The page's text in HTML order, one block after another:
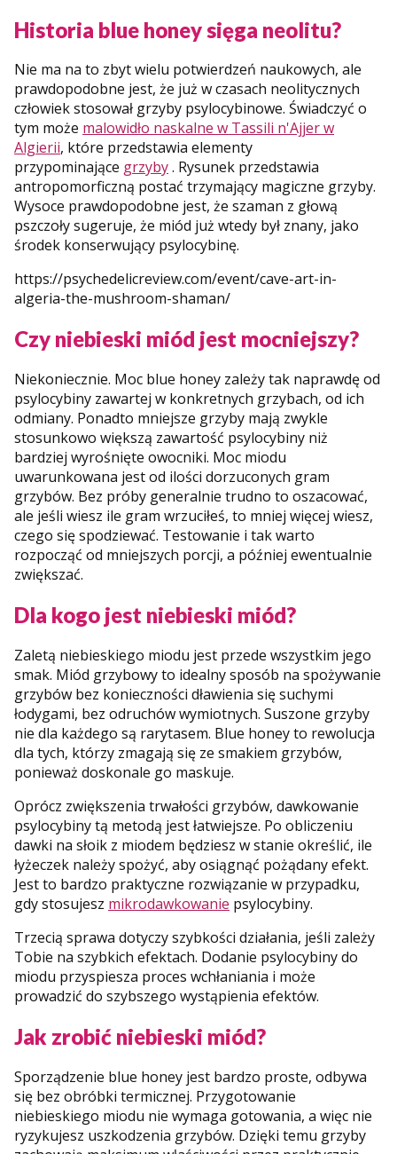
Historia blue honey sięga neolitu?
Nie ma na to zbyt wielu potwierdzeń naukowych, ale
prawdopodobne jest, że już w czasach neolitycznych
człowiek stosował grzyby psylocybinowe. Świadczyć o
tym może malowidło naskalne w Tassili n'Ajjer w
Algierii, które przedstawia elementy
przypominające grzyby. Rysunek przedstawia
antropomorficzną postać trzymający magiczne grzyby.
Wysoce prawdopodobne jest, że szaman z głową
pszczoły sugeruje, że miód już wtedy był znany, jako
środek konserwujący psylocybinę.
https://psychedelicreview.com/event/cave-art-in-
algeria-the-mushroom-shaman/
Czy niebieski miód jest mocniejszy?
Niekoniecznie. Moc blue honey zależy tak naprawdę od
psylocybiny zawartej w konkretnych grzybach, od ich
odmiany. Ponadto mniejsze grzyby mają zwykle
stosunkowo większą zawartość psylocybiny niż
bardziej wyrośnięte owocniki. Moc miodu
uwarunkowana jest od ilości dorzuconych gram
grzybów. Bez próby generalnie trudno to oszacować,
ale jeśli wiesz ile gram wrzuciłeś, to mniej więcej wiesz,
czego się spodziewać. Testowanie i tak warto
rozpocząć od mniejszych porcji, a później ewentualnie
zwiększać.
Dla kogo jest niebieski miód?
Zaletą niebieskiego miodu jest przede wszystkim jego
smak. Miód grzybowy to idealny sposób na spożywanie
grzybów bez konieczności dławienia się suchymi
łodygami, bez odruchów wymiotnych. Suszone grzyby
nie dla każdego są rarytasem. Blue honey to rewolucja
dla tych, którzy zmagają się ze smakiem grzybów,
ponieważ doskonale go maskuje.
Oprócz zwiększenia trwałości grzybów, dawkowanie
psylocybiny tą metodą jest łatwiejsze. Po obliczeniu
dawki na słoik z miodem będziesz w stanie określić, ile
łyżeczek należy spożyć, aby osiągnąć pożądany efekt.
Jest to bardzo praktyczne rozwiązanie w przypadku,
gdy stosujesz mikrodawkowanie psylocybiny.
Trzecią sprawa dotyczy szybkości działania, jeśli zależy
Tobie na szybkich efektach. Dodanie psylocybiny do
miodu przyspiesza proces wchłaniania i może
prowadzić do szybszego wystąpienia efektów.
Jak zrobić niebieski miód?
Sporządzenie blue honey jest bardzo proste, odbywa
się bez obróbki termicznej. Przygotowanie
niebieskiego miodu nie wymaga gotowania, a więc nie
ryzykujesz uszkodzenia grzybów. Dzięki temu grzyby